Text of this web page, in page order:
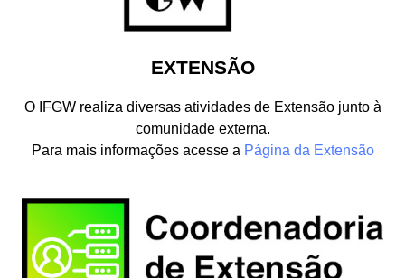
EXTENSÃO
O IFGW realiza diversas atividades de Extensão junto à
comunidade externa.
Para mais informações acesse a Página da Extensão